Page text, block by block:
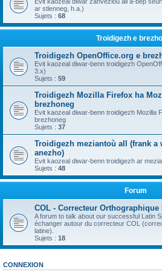
ar stlenneg, h.a.)
Sujets : 68
Troidigezh e
Troidigezh OpenOffice.org e
Evit kaozeal diwar-benn troidigezh
3.x)
Sujets : 59
Troidigezh Mozilla Firefox ha
brezhoneg
Evit kaozeal diwar-benn troidigezh Mozilla
brezhoneg
Sujets : 37
Troidigezh meziantoù all (frank a
anezho)
Evit kaozeal diwar-benn troidigezh ar
Sujets : 48
Forum
COL - Correcteur
A forum to talk about our successful Latin
échanger autour du correcteur COL
latine).
Sujets : 18
CONNEXION